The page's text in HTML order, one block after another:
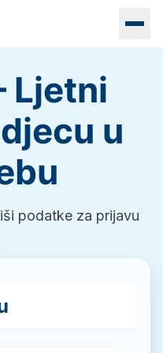
Ljetni
u
podatke za prijavu